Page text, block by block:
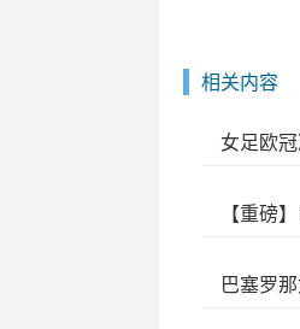
相关内容
女足欧
【重磅
巴塞罗